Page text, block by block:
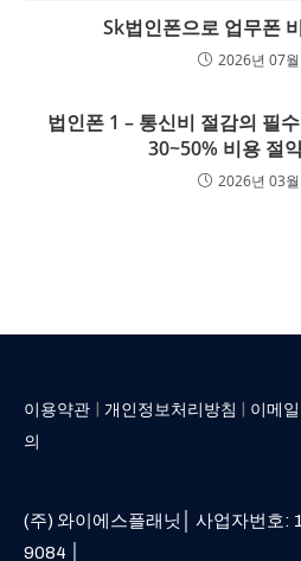
Sk법인폰으로 업무폰
2026년 07
법인폰 1 – 통신비 절감의 필
30~50% 비용 절
2026년 03
이용약관 | 개인정보처리방침 | 이메
의
(주) 와이에스플래닛│ 사업자번호
9084 │